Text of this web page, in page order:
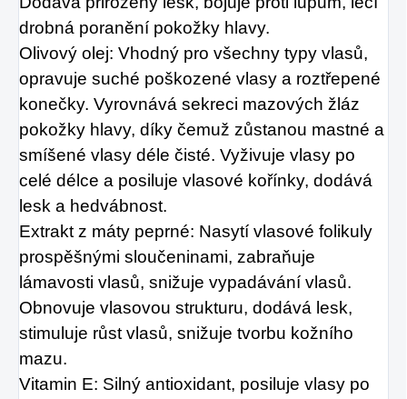
drobná poranění pokožky hlavy.
Olivový olej: Vhodný pro všechny typy vlasů,
opravuje suché poškozené vlasy a roztřepené
konečky. Vyrovnává sekreci mazových žláz
pokožky hlavy, díky čemuž zůstanou mastné a
smíšené vlasy déle čisté. Vyživuje vlasy po
celé délce a posiluje vlasové kořínky, dodává
lesk a hedvábnost.
Extrakt z máty peprné: Nasytí vlasové folikuly
prospěšnými sloučeninami, zabraňuje
lámavosti vlasů, snižuje vypadávání vlasů.
Obnovuje vlasovou strukturu, dodává lesk,
stimuluje růst vlasů, snižuje tvorbu kožního
mazu.
Vitamin E: Silný antioxidant, posiluje vlasy po